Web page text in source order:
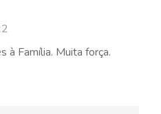
à Família. Muita força.